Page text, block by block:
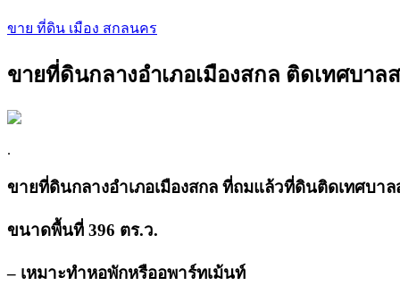
ขาย ที่ดิน เมือง สกลนคร
ขายที่ดินกลางอำเภอเมืองสกล ติดเทศบา
.
ขายที่ดินกลางอำเภอเมืองสกล ที่ถมแล้วที่ดินติดเทศบาล
ขนาดพื้นที่ 396 ตร.ว.
– เหมาะทำหอพักหรืออพาร์ทเม้นท์